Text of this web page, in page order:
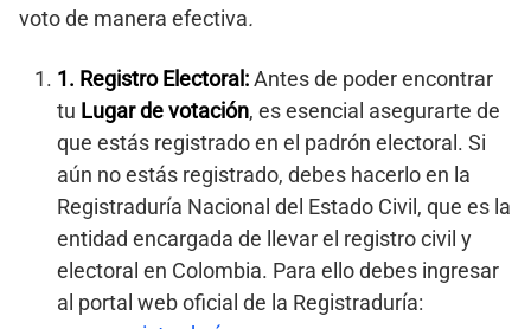
voto de manera efectiva.
1. Registro Electoral:Antes de poder encontrar
tu Lugar de votación, es esencial asegurarte de
que estás registrado en el padrón electoral. Si
aún no estás registrado, debes hacerlo en la
Registraduría Nacional del Estado Civil, que es la
entidad encargada de llevar el registro civil y
electoral en Colombia. Para ello debes ingresar
al portal web oficial de la Registraduría: